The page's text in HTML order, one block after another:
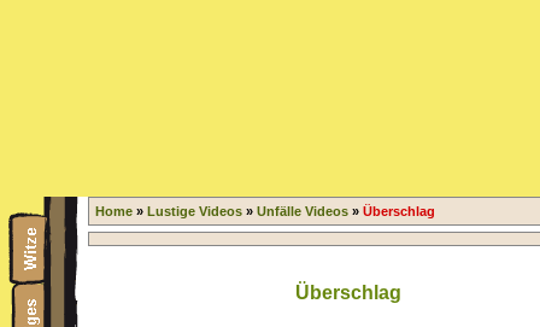
Home » Lustige Videos » Unfälle Videos » Überschlag
Überschlag